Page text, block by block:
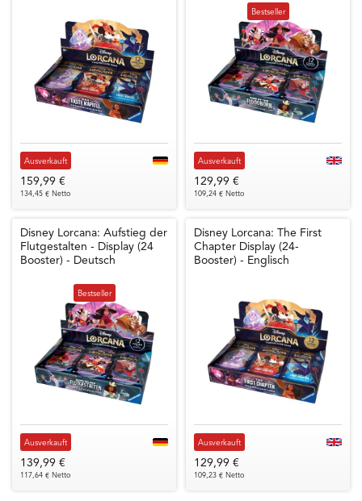
Ausverkauft
159,99 €
134,45 € Netto
Bestseller
Ausverkauft
129,99 €
109,24 € Netto
Disney Lorcana: Aufstieg der
Flutgestalten - Display (24
Booster) - Deutsch
Bestseller
Ausverkauft
139,99 €
117,64 € Netto
Disney Lorcana: The First
Chapter Display (24-
Booster) - Englisch
Ausverkauft
129,99 €
109,23 € Netto